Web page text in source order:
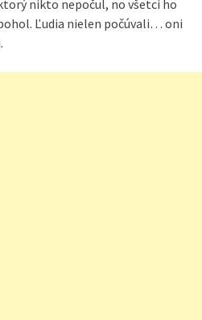
nikto nepočul, no všetci ho
Ľudia nielen počúvali… oni